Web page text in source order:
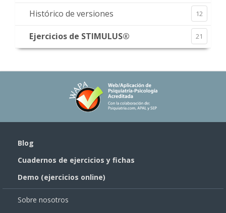
Histórico de versiones
12
Ejercicios de STIMULUS® 21
Blog
Cuadernos de ejercicios y fichas
Demo (ejercicios online)
Sobre nosotros